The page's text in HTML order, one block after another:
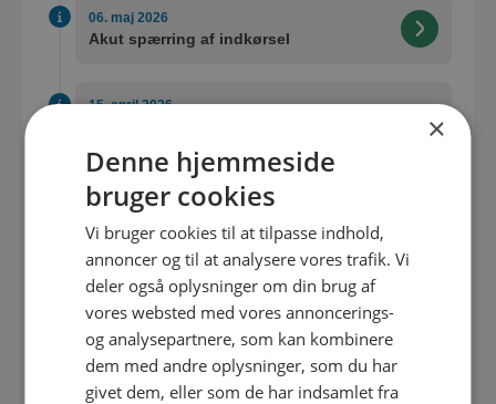
06. maj 2026
Akut spærring af indkørsel
15. april 2026
og opdateret tidsplan
17. marts 2026
Parkering tilladt på Jørgen Sørensenvej
20. marts
Gravearbejde starter op 23. februar
×
Denne hjemmeside
bruger cookies
Vi bruger cookies til at tilpasse indhold,
annoncer og til at analysere vores trafik. Vi
deler også oplysninger om din brug af
vores websted med vores annoncerings-
og analysepartnere, som kan kombinere
dem med andre oplysninger, som du har
givet dem, eller som de har indsamlet fra